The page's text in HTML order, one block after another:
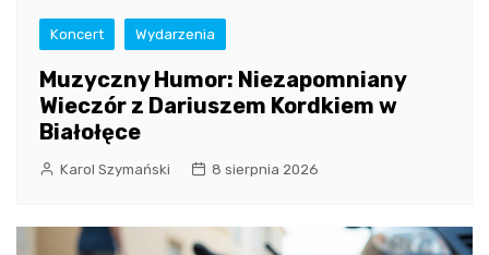
Koncert Wydarzenia
Muzyczny Humor: Niezapomniany
Wieczór z Dariuszem Kordkiem w
Białołęce
Karol Szymański 8 sierpnia 2026